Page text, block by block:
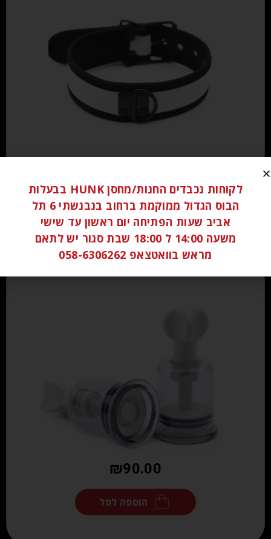
הוספה לסל
₪90.00
הוספה לסל
לקוחות נכבדים החנות/מחסן HUNK בבעלות
הבוס הגדול ממוקמת ברחוב בנבנשתי 6 תל
אביב שעות הפתיחה יום ראשון עד שישי
משעה 14:00 ל 18:00 שבת סגור יש לתאם
מראש בוואטצאפ 058-6306262